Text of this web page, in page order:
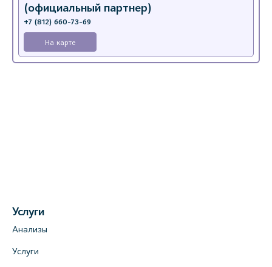
(официальный партнер)
+7 (812) 660-73-69
На карте
Услуги
Анализы
Услуги